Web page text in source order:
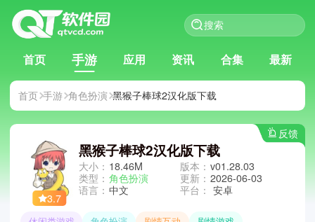
首页 手游 应用 资讯 合集 最新
首页 手游 角色扮演 黑猴子棒球2汉化版下载
反馈
3.7
黑猴子棒球2汉化版下载
大小： 18.46M
类型： 角色扮演
语言： 中文
版本： v01.28.03
更新： 2026-06-03
平台： 安卓